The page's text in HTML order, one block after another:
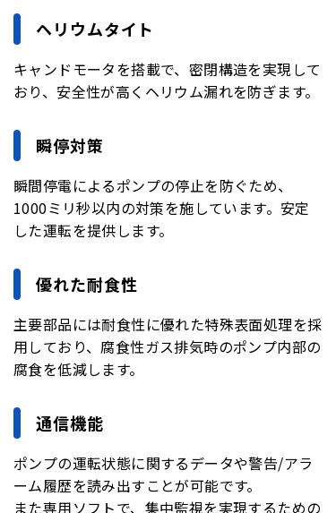
ヘリウムタイト
キャンドモータを搭載で、密閉構造を実現して
おり、安全性が高くヘリウム漏れを防ぎます。
瞬停対策
瞬間停電によるポンプの停止を防ぐため、
1000ミリ秒以内の対策を施しています。安定
した運転を提供します。
優れた耐食性
主要部品には耐食性に優れた特殊表面処理を採
用しており、腐食性ガス排気時のポンプ内部の
腐食を低減します。
通信機能
ポンプの運転状態に関するデータや警告/アラ
ーム履歴を読み出すことが可能です。
また専用ソフトで、集中監視を実現するための